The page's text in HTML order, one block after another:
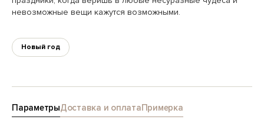
невозможные вещи кажутся возможными.
Новый год
ПараметрыДоставка и оплатаПримерка